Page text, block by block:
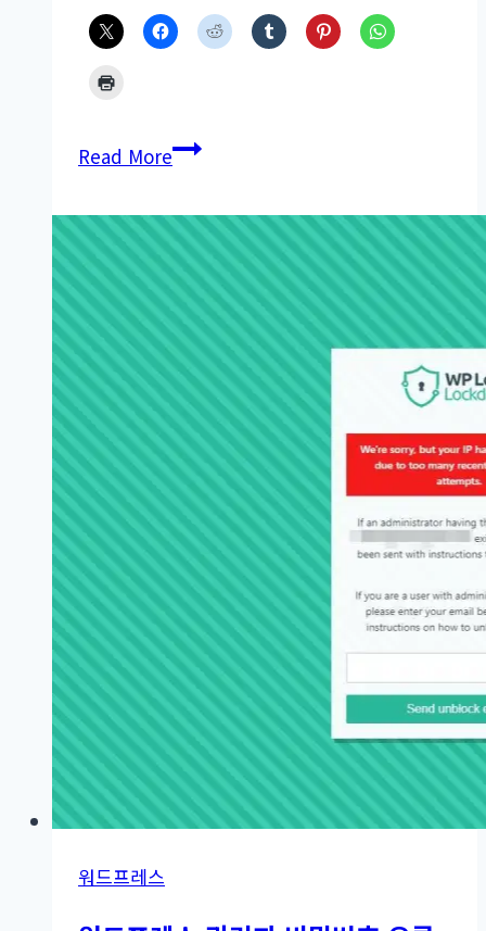
Read More워
레
스
Divi
테
원
격
진
료
(Telehealth)
홈
페
지
료
레
이
배
워드프레스